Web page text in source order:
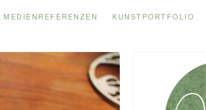
MEDIENREFERENZEN KUNSTPORTFOLIO